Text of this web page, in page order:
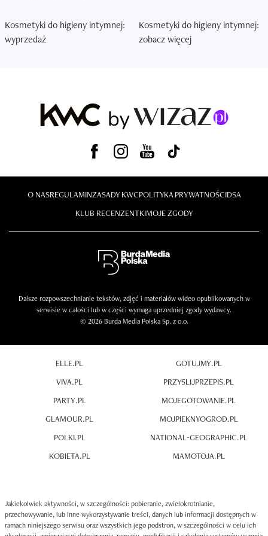
Kosmetyki do higieny intymnej:
wyprzedaż
Kosmetyki do higieny intymnej:
zobacz więcej
O NASREGULAMINZASADY KWCPOLITYKA PRYWATNOŚCIDSA
KLUB RECENZENTKIMOJE ZGODY
Dalsze rozpowszechnianie tekstów, zdjęć i materiałów wideo opublikowanych w
serwisie w całości lub w części wymaga uprzedniej zgody wydawcy.
© 2026 Burda Media Polska Sp. z o.o.
ELLE.PL
VIVA.PL
PARTY.PL
GLAMOUR.PL
POLKI.PL
KOBIETA.PL
GOTUJMY.PL
PRZYSLIJPRZEPIS.PL
MOJEGOTOWANIE.PL
MOJPIEKNYOGROD.PL
NATIONAL-GEOGRAPHIC.PL
MAMOTOJA.PL
Jakiekolwiek aktywności, w szczególności: pobieranie, zwielokrotnianie,
przechowywanie, lub inne wykorzystywanie treści, danych lub informacji dostępnych w
ramach niniejszego serwisu oraz wszystkich jego podstron, w szczególności w celu ich